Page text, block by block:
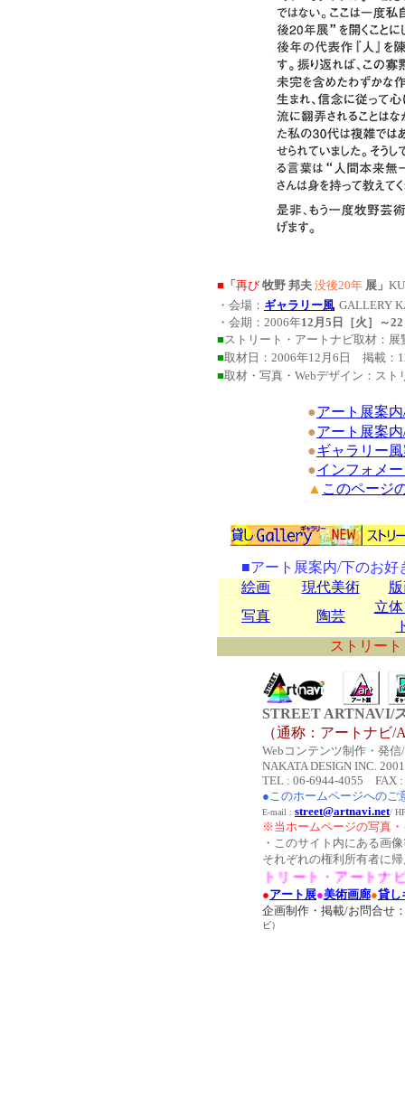
■ 「 再び 牧野 邦夫 没後20年 展」
・会場： ギャラリー風 GALLERY
・会期：2006年12月5日［火］～
■ストリート・アートナビ取材：展
■取材日：2006年12月6日 掲載：
■取材・写真・Webデザイン：ス
●アート展案
●アート展案
●ギャラリー
●インフォメ
▲ このページ
■アート展案内/下のお好
絵画
現代美術
写真
陶芸
立
ストリー
STREET ARTNAVI/
（通称：アートナビ/
Webコンテンツ制作・発
NAKATA DESIGN INC.
TEL : 06-6944-4055 FAX :
●このホームページへのご
E-mail : street@artnavi.net/
※当ホームページの写真
・このサイト内にある画
それぞれの権利所有者に
●ストリート・アートナビ
●アート展●美術画廊●貸し
企画制作・掲載/お問合せ
ビ）